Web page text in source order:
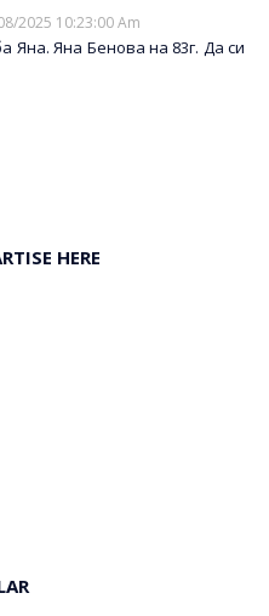
2025 10:23:00 Am
Яна Бенова на 83г. Да си
HERE